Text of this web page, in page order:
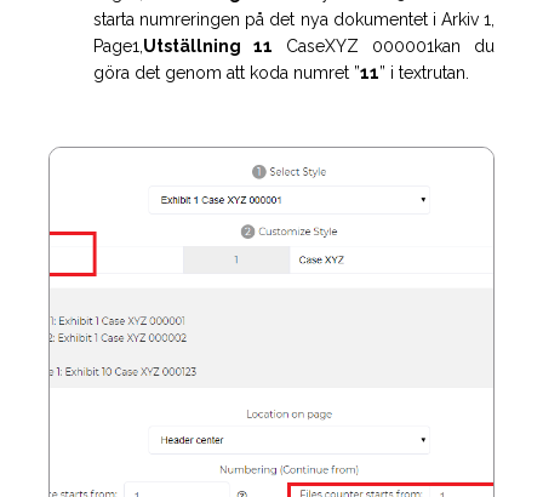
starta numreringen på det nya dokumentet i Arkiv 1,
Page1, Utställning 11 CaseXYZ 000001kan du
göra det genom att koda numret ”11” i textrutan.